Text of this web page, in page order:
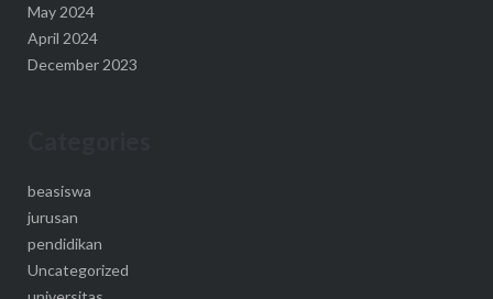
May 2024
April 2024
December 2023
beasiswa
jurusan
pendidikan
Uncategorized